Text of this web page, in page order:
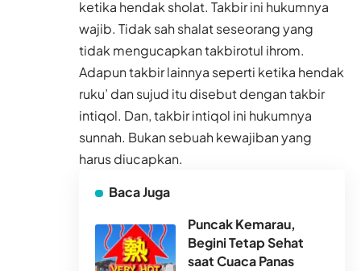
ketika hendak sholat. Takbir ini hukumnya
wajib. Tidak sah shalat seseorang yang
tidak mengucapkan takbirotul ihrom.
Adapun takbir lainnya seperti ketika hendak
ruku’ dan sujud itu disebut dengan takbir
intiqol. Dan, takbir intiqol ini hukumnya
sunnah. Bukan sebuah kewajiban yang
harus diucapkan.
Baca Juga
Puncak Kemarau,
Begini Tetap Sehat
saat Cuaca Panas